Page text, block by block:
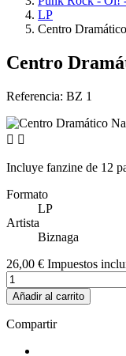
LP
Centro
Centro
Referencia: BZ 1
 
Incluye fanzine de 12
Formato
LP
Artista
Biznaga
26,00 € Impuestos
Añadir al carrito
Compartir